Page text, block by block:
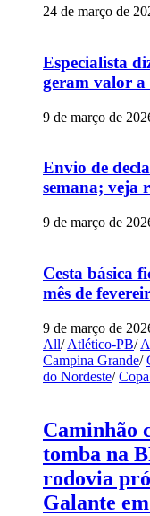
24 de março de
Especialista
geram valor a
9 de março de
Envio de
semana; veja
9 de março de
Cesta básica
mês de
9 de março de
All/ Atlético-PB/
Campina Grande/
do Nordeste/
Caminhão
tomba na
rodovia
Galante